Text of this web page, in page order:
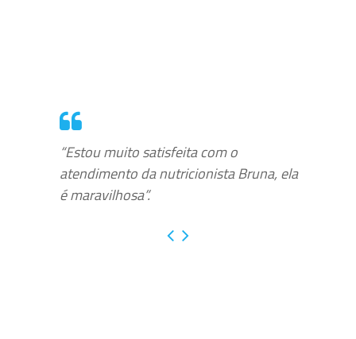
“Estou muito satisfeita com o
atendimento da nutricionista Bruna, ela
é maravilhosa”.